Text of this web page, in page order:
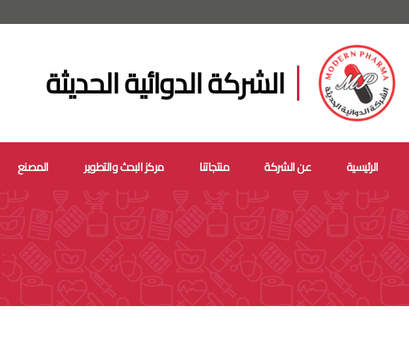
الشركة الدوائية الحديثة
الرئيسية عن الشركة منتجاتنا مركز البحث والتطوير المصنع